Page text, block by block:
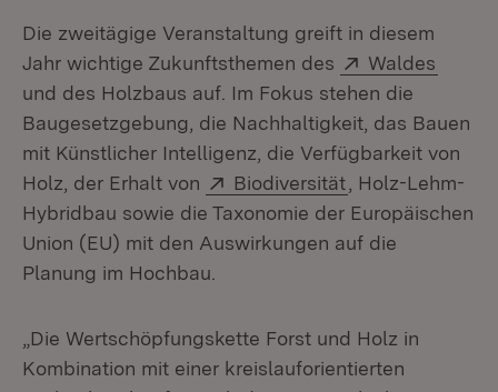
Die zweitägige Veranstaltung greift in diesem
Jahr wichtige Zukunftsthemen des
Extern:
Waldes
und des Holzbaus auf. Im Fokus stehen die
Baugesetzgebung, die Nachhaltigkeit, das Bauen
mit Künstlicher Intelligenz, die Verfügbarkeit von
Holz, der Erhalt von
Extern:
Biodiversität (Öffnet in
, Holz-Lehm-
Hybridbau sowie die Taxonomie der Europäischen
Union (EU) mit den Auswirkungen auf die
Planung im Hochbau.
„Die Wertschöpfungskette Forst und Holz in
Kombination mit einer kreislauforientierten